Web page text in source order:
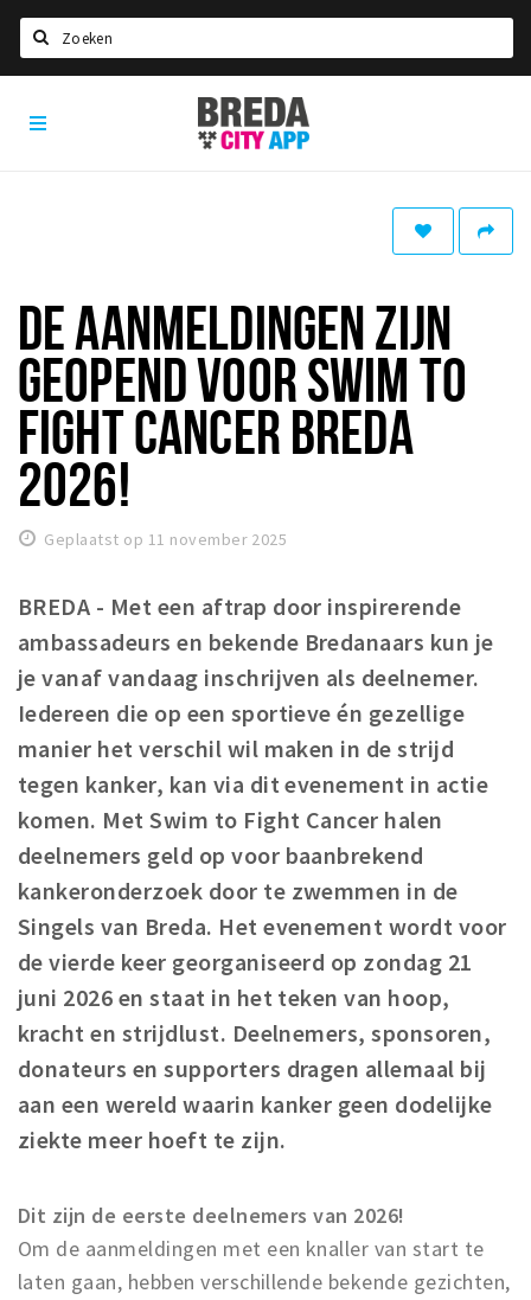
Home
Eten
Drinken
Slapen
Recreatief
Winkels
Parkeren
Musea, theaters & podia
Uitjes & activiteiten
Toeristische routes
Natuurgebieden
Baroniepoorten
Sport
Privacy
Inloggen
Breda
City
App
DE AANMELDINGEN ZIJN
GEOPEND VOOR SWIM TO
FIGHT CANCER BREDA
2026!
Geplaatst op 11 november 2025
BREDA - Met een aftrap door inspirerende
ambassadeurs en bekende Bredanaars kun je
je vanaf vandaag inschrijven als deelnemer.
Iedereen die op een sportieve én gezellige
manier het verschil wil maken in de strijd
tegen kanker, kan via dit evenement in actie
komen. Met Swim to Fight Cancer halen
deelnemers geld op voor baanbrekend
kankeronderzoek door te zwemmen in de
Singels van Breda. Het evenement wordt voor
de vierde keer georganiseerd op zondag 21
juni 2026 en staat in het teken van hoop,
kracht en strijdlust. Deelnemers, sponsoren,
donateurs en supporters dragen allemaal bij
aan een wereld waarin kanker geen dodelijke
ziekte meer hoeft te zijn.
Dit zijn de eerste deelnemers van 2026!
Om de aanmeldingen met een knaller van start te
laten gaan, hebben verschillende bekende gezichten,